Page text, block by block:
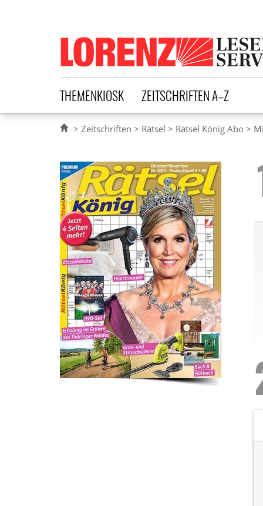
Lorenz Leserservice
THEMENKIOSK ZEITSCHRIFTEN A–Z
Zeitschriften Rätsel Rätsel König Abo